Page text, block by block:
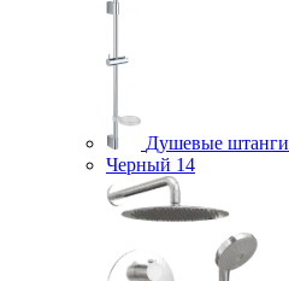
Душевые штанги
Черный 14